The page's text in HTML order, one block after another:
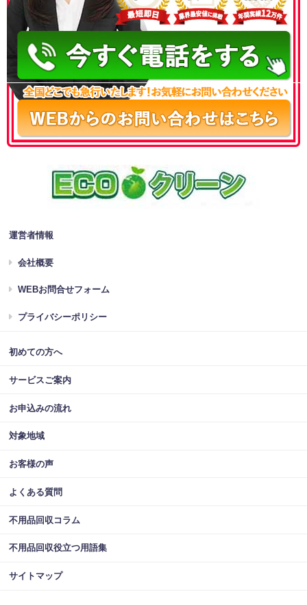
050-3186-4780
運営者情報
会社概要
WEBお問合せフォーム
プライバシーポリシー
初めての方へ
サービスご案内
お申込みの流れ
対象地域
お客様の声
よくある質問
不用品回収コラム
不用品回収役立つ用語集
サイトマップ